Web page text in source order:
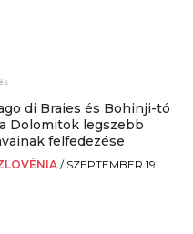
di Braies és Bohinji-tó
Dolomitok legszebb
felfedezése
/ SZEPTEMBER 19.